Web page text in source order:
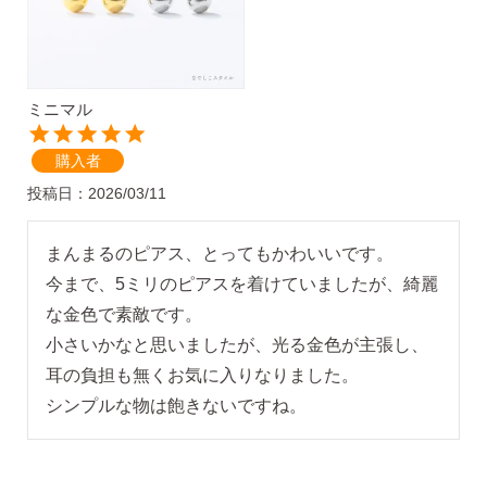
スタッドピアス
揺れるスタッドピアス
ミニマル
購入者
投稿日
2026/03/11
まんまるのピアス、とってもかわいいです。
今まで、5ミリのピアスを着けていましたが、綺麗
な金色で素敵です。
小さいかなと思いましたが、光る金色が主張し、
耳の負担も無くお気に入りなりました。